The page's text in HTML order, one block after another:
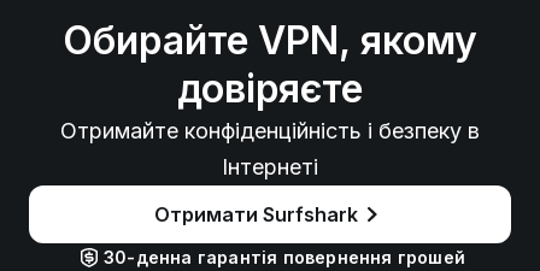
Обирайте VPN, якому
довіряєте
Отримайте конфіденційність і безпеку в
Інтернеті
Отримати Surfshark
30-денна гарантія повернення грошей